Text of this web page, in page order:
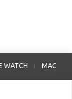
WATCH MAC